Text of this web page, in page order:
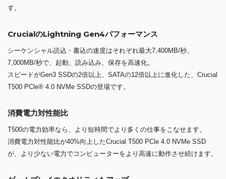
す。
CrucialのLightning Gen4パフォーマンス
シーケンシャル読込・書込の速度はそれぞれ最大7,400MB/秒、
7,000MB/秒で、起動、読み込み、保存を高速化。
スピードがGen3 SSDの2倍以上、SATAの12倍以上に進化した、Crucial
T500 PCle® 4.0 NVMe SSDの登場です。
消費電力対性能比
T500の電力効率なら、より短時間でより多くの仕事をこなせます。
消費電力対性能比が40%向上したCrucial T500 PCle 4.0 NVMe SSD
が、より少ない電力でコンピューターをより高速に動作させ続けます。